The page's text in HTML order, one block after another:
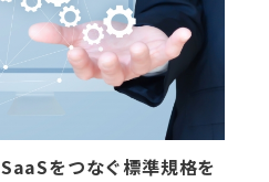
SaaSをつなぐ標準規格を